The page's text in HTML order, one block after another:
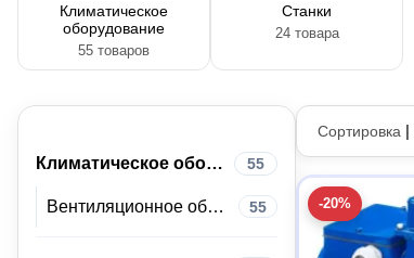
Климатическое
оборудование
55 товаров
Станки
24 товара
Климатическое оборудование 55
Вентиляционное оборудование 55
Сортировка |
-20%